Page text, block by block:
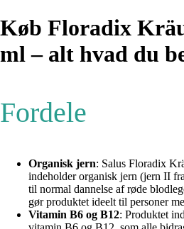
Køb Floradix
ml – alt hvad du
Fordele
Organisk jern: Salus Floradix
indeholder organisk jern (jern II
til normal dannelse af røde
gør produktet ideelt til personer
Vitamin B6 og B12: Produktet